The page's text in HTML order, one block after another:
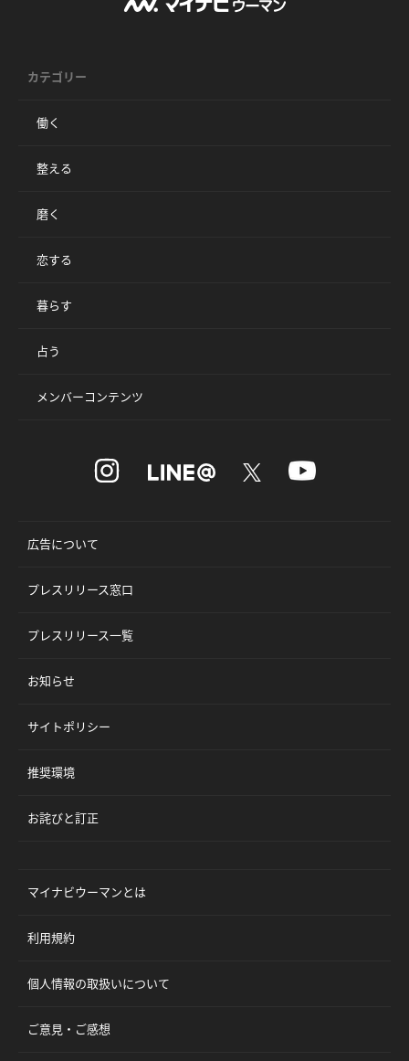
カテゴリー
働く
整える
磨く
恋する
暮らす
占う
メンバーコンテンツ
広告について
プレスリリース窓口
プレスリリース一覧
お知らせ
サイトポリシー
推奨環境
お詫びと訂正
マイナビウーマンとは
利用規約
個人情報の取扱いについて
ご意見・ご感想